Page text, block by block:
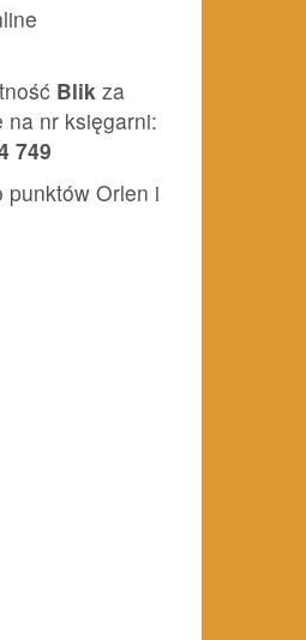
Blik za
na nr księgarni:
749
punktów Orlen i